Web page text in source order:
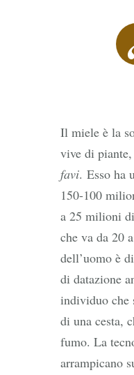
Il miele è la
vive di piante,
favi. Esso ha
150-100
a 25 milioni
che va da 20
dell’uomo è
di datazione
individuo che
di una cesta,
fumo. La
arrampicano